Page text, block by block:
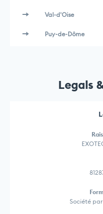
Val-d'Oise
Puy-de-Dôme
Legals
Société